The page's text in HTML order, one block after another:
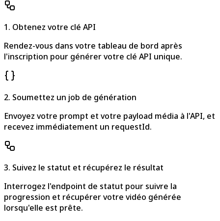
1. Obtenez votre clé API
Rendez-vous dans votre tableau de bord après
l'inscription pour générer votre clé API unique.
2. Soumettez un job de génération
Envoyez votre prompt et votre payload média à l'API, et
recevez immédiatement un requestId.
3. Suivez le statut et récupérez le résultat
Interrogez l'endpoint de statut pour suivre la
progression et récupérer votre vidéo générée
lorsqu'elle est prête.